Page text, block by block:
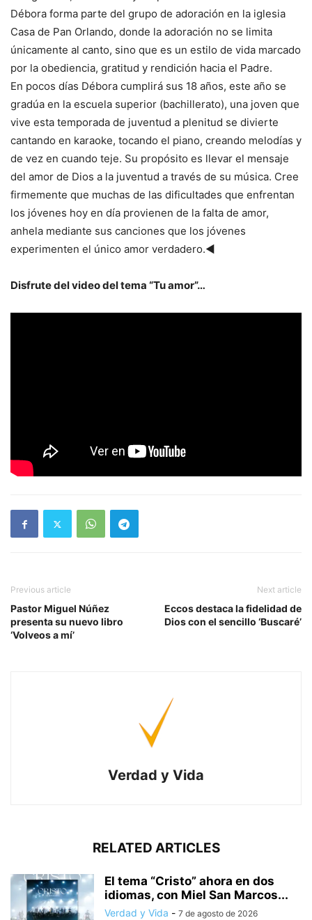
Débora forma parte del grupo de adoración en la iglesia
Casa de Pan Orlando, donde la adoración no se limita
únicamente al canto, sino que es un estilo de vida marcado
por la obediencia, gratitud y rendición hacia el Padre.
En pocos días Débora cumplirá sus 18 años, este año se
gradúa en la escuela superior (bachillerato), una joven que
vive esta temporada de juventud a plenitud se divierte
cantando en karaoke, tocando el piano, creando melodías y
de vez en cuando teje. Su propósito es llevar el mensaje
del amor de Dios a la juventud a través de su música. Cree
firmemente que muchas de las dificultades que enfrentan
los jóvenes hoy en día provienen de la falta de amor,
anhela mediante sus canciones que los jóvenes
experimenten el único amor verdadero.◄
Disfrute del video del tema “Tu amor”…
Previous article
Pastor Miguel Núñez
presenta su nuevo libro
‘Volveos a mí’
Next article
Eccos destaca la fidelidad de
Dios con el sencillo ‘Buscaré’
Verdad y Vida
RELATED ARTICLES
El tema “Cristo” ahora en dos
idiomas, con Miel San Marcos...
Verdad y Vida - 7 de agosto de 2026